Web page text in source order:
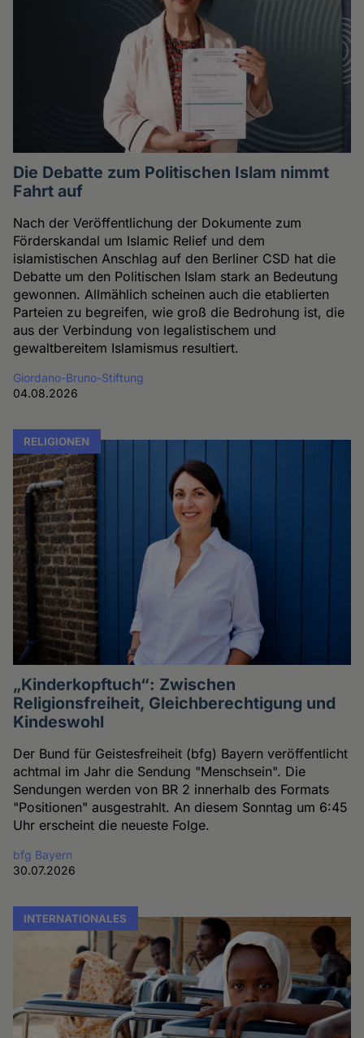
Die Debatte zum Politischen Islam nimmt
Fahrt auf
Nach der Veröffentlichung der Dokumente zum
Förderskandal um Islamic Relief und dem
islamistischen Anschlag auf den Berliner CSD hat die
Debatte um den Politischen Islam stark an Bedeutung
gewonnen. Allmählich scheinen auch die etablierten
Parteien zu begreifen, wie groß die Bedrohung ist, die
aus der Verbindung von legalistischem und
gewaltbereitem Islamismus resultiert.
Giordano-Bruno-Stiftung
04.08.2026
RELIGIONEN
„Kinderkopftuch“: Zwischen
Religionsfreiheit, Gleichberechtigung und
Kindeswohl
Der Bund für Geistesfreiheit (bfg) Bayern veröffentlicht
achtmal im Jahr die Sendung "Menschsein". Die
Sendungen werden von BR 2 innerhalb des Formats
"Positionen" ausgestrahlt. An diesem Sonntag um 6:45
Uhr erscheint die neueste Folge.
bfg Bayern
30.07.2026
INTERNATIONALES